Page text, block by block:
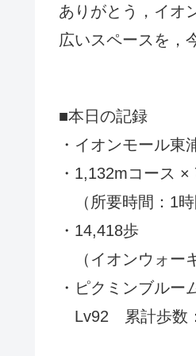
ありがとう，イオ
広いスペースを，
■本日の記録
・イオンモール東
・1,132mコース ×
（所要時間：1時
・14,418歩
（イオンウォー
・ピクミンブルー
Lv92 累計歩数